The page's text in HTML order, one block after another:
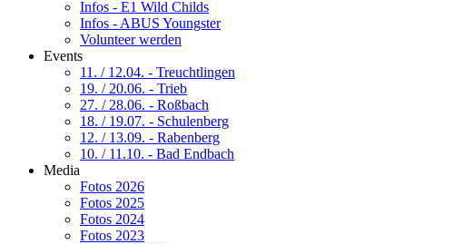
Infos - E1 Wild Childs
Infos - ABUS Youngster
Volunteer werden
Events
11. / 12.04. - Treuchtlingen
19. / 20.06. - Trieb
27. / 28.06. - Roßbach
18. / 19.07. - Schulenberg
12. / 13.09. - Rabenberg
10. / 11.10. - Bad Endbach
Media
Fotos 2026
Fotos 2025
Fotos 2024
Fotos 2023